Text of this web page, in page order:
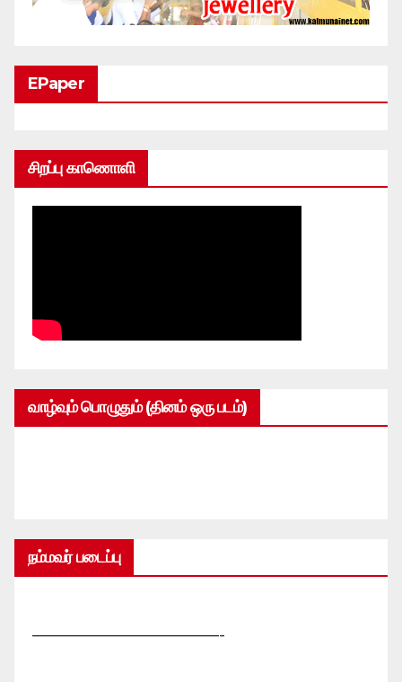
EPaper
சிறப்பு காணொளி
வாழ்வும் பொழுதும் (தினம் ஒரு படம்)
நம்மவர் படைப்பு
—————————————-